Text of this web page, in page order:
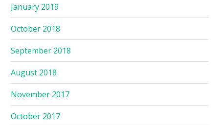
January 2019
October 2018
September 2018
August 2018
November 2017
October 2017